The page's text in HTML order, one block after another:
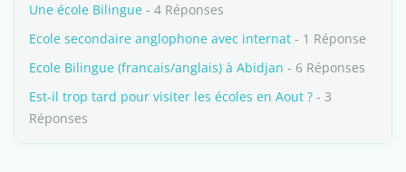
Une école Bilingue - 4 Réponses
Ecole secondaire anglophone avec internat - 1 Réponse
Ecole Bilingue (francais/anglais) à Abidjan - 6 Réponses
Est-il trop tard pour visiter les écoles en Aout ? - 3
Réponses